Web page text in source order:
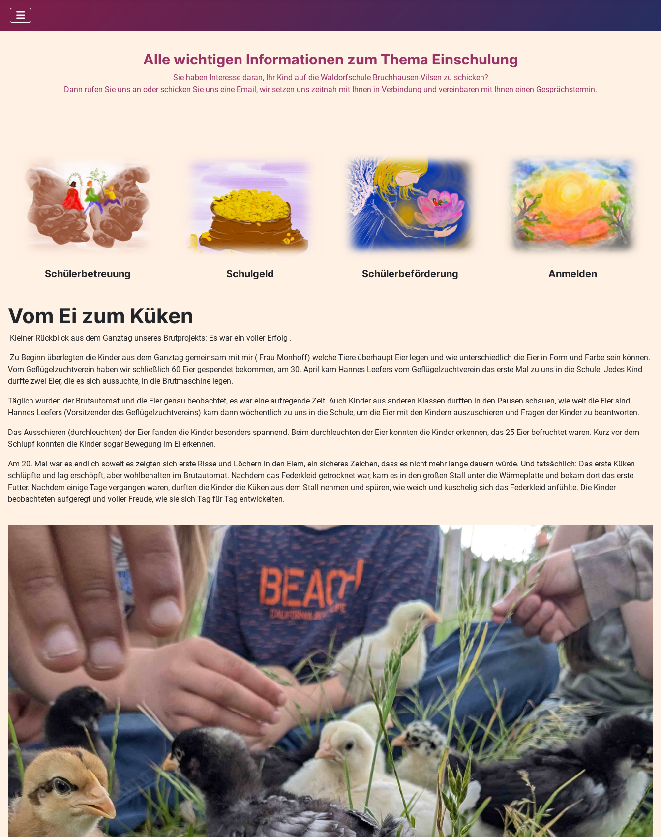
Alle wichtigen Informationen zum Thema Einschulung
Sie haben Interesse daran, Ihr Kind auf die Waldorfschule Bruchhausen-Vilsen zu schicken?
Dann rufen Sie uns an oder schicken Sie uns eine Email, wir setzen uns zeitnah mit Ihnen in Verbindung und vereinbaren mit Ihnen einen Gesprächstermin.
Schülerbetreuung Schulgeld Schülerbeförderung Anmelden
Vom Ei zum Küken
Kleiner Rückblick aus dem Ganztag unseres Brutprojekts: Es war ein voller Erfolg .
Zu Beginn überlegten die Kinder aus dem Ganztag gemeinsam mit mir ( Frau Monhoff) welche Tiere überhaupt Eier legen und wie unterschiedlich die Eier in Form und Farbe sein können.
Vom Geflügelzuchtverein haben wir schließlich 60 Eier gespendet bekommen, am 30. April kam Hannes Leefers vom Geflügelzuchtverein das erste Mal zu uns in die Schule. Jedes Kind
durfte zwei Eier, die es sich aussuchte, in die Brutmaschine legen.
Täglich wurden der Brutautomat und die Eier genau beobachtet, es war eine aufregende Zeit. Auch Kinder aus anderen Klassen durften in den Pausen schauen, wie weit die Eier sind.
Hannes Leefers (Vorsitzender des Geflügelzuchtvereins) kam dann wöchentlich zu uns in die Schule, um die Eier mit den Kindern auszuschieren und Fragen der Kinder zu beantworten.
Das Ausschieren (durchleuchten) der Eier fanden die Kinder besonders spannend. Beim durchleuchten der Eier konnten die Kinder erkennen, das 25 Eier befruchtet waren. Kurz vor dem
Schlupf konnten die Kinder sogar Bewegung im Ei erkennen.
Am 20. Mai war es endlich soweit es zeigten sich erste Risse und Löchern in den Eiern, ein sicheres Zeichen, dass es nicht mehr lange dauern würde. Und tatsächlich: Das erste Küken
schlüpfte und lag erschöpft, aber wohlbehalten im Brutautomat. Nachdem das Federkleid getrocknet war, kam es in den großen Stall unter die Wärmeplatte und bekam dort das erste
Futter. Nachdem einige Tage vergangen waren, durften die Kinder die Küken aus dem Stall nehmen und spüren, wie weich und kuschelig sich das Federkleid anfühlte. Die Kinder
beobachteten aufgeregt und voller Freude, wie sie sich Tag für Tag entwickelten.